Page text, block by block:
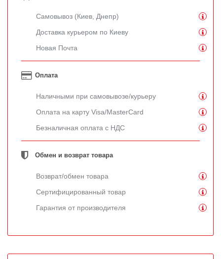
Самовывоз (Киев, Днепр)
Доставка курьером по Киеву
Новая Почта
Оплата
Наличными при самовывозе/курьеру
Оплата на карту Visa/MasterCard
Безналичная оплата с НДС
Обмен и возврат товара
Возврат/обмен товара
Сертифицированный товар
Гарантия от производителя